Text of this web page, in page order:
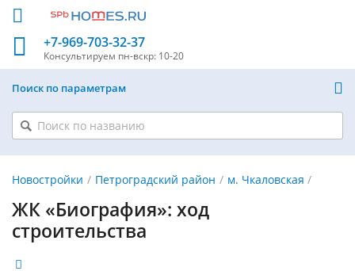
+7-969-703-32-37
Консультируем пн-вскр: 10-20
Поиск по параметрам
Новостройки Петроградский район м. Чкаловская
ЖК «Биография»: ход
строительства